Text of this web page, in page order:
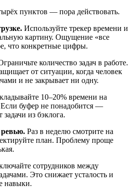
пунктов — пора действовать.
Используйте трекер времени и
картину. Ощущение «все
что конкретные цифры.
количество задач в работе.
от ситуации, когда человек
и не закрывает ни одну.
10–20% времени на
буфер не понадобится —
из бэклога.
Раз в неделю смотрите на
план. Проблему проще
сотрудников между
Это снижает усталость и
навыки.